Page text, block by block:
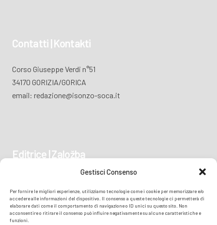
Gestisci Consenso
Per fornire le migliori esperienze, utilizziamo tecnologie come i cookie per memorizzare e/o
accedere alle informazioni del dispositivo. Il consenso a queste tecnologie ci permetterà di
elaborare dati come il comportamento di navigazione o ID unici su questo sito. Non
acconsentire o ritirare il consenso può influire negativamente su alcune caratteristiche e
funzioni.
Contatti | Kontakti
Corso Giuseppe Verdi n°51
34170 GORIZIA/GORICA
email: redazione@isonzo-soca.it
Editrice | Založba
34170 GORIZIA/GORICA